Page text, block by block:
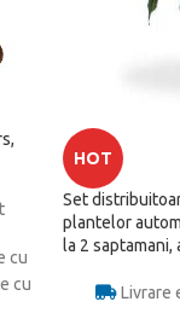
cu
cu
HOT
Set
plantelor
la 2 saptamani,
Livrare